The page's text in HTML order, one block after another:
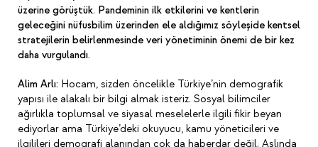
üzerine görüştük. Pandeminin ilk etkilerini ve kentlerin
geleceğini nüfusbilim üzerinden ele aldığımız söyleşide kentsel
stratejilerin belirlenmesinde veri yönetiminin önemi de bir kez
daha vurgulandı.
Alim Arlı: Hocam, sizden öncelikle Türkiye’nin demografik
yapısı ile alakalı bir bilgi almak isteriz. Sosyal bilimciler
ağırlıkla toplumsal ve siyasal meselelerle ilgili fikir beyan
ediyorlar ama Türkiye’deki okuyucu, kamu yöneticileri ve
ilgilileri demografi alanından çok da haberdar değil. Aslında